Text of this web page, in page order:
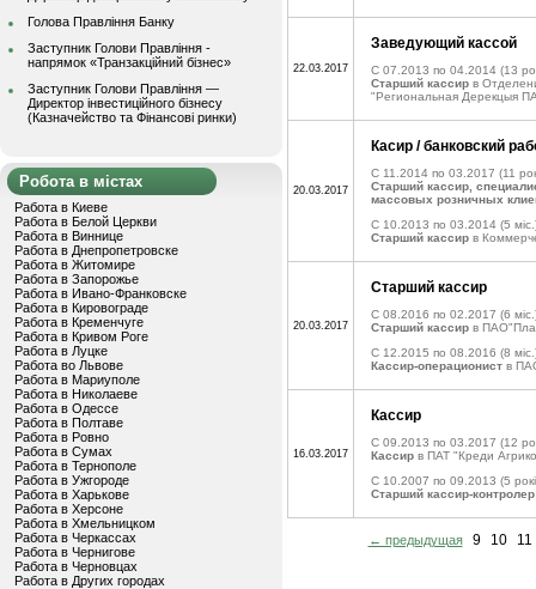
Голова Правління Банку
Заступник Голови Правління -
напрямок «Транзакційний бізнес»
Заступник Голови Правління —
Директор інвестиційного бізнесу
(Казначейство та Фінансові ринки)
Робота в містах
Работа в Киеве
Работа в Белой Церкви
Работа в Виннице
Работа в Днепропетровске
Работа в Житомире
Работа в Запорожье
Работа в Ивано-Франковске
Работа в Кировограде
Работа в Кременчуге
Работа в Кривом Роге
Работа в Луцке
Работа во Львове
Работа в Мариуполе
Работа в Николаеве
Работа в Одессе
Работа в Полтаве
Работа в Ровно
Работа в Сумах
Работа в Тернополе
Работа в Ужгороде
Работа в Харькове
Работа в Херсоне
Работа в Хмельницком
Работа в Черкассах
Работа в Чернигове
Работа в Черновцах
Работа в Других городах
22.03.2017
Заведующий кассой
C 07.2013 по 04.2014 (13
Старший кассир в
"Региональная Дерекцыя
20.03.2017
Касир / банковский
C 11.2014 по 03.2017 (11
Старший кассир,
массовых розничных
C 10.2013 по 03.2014 (5
Старший кассир в
20.03.2017
Старший кассир
C 08.2016 по 02.2017 (6
Старший кассир в
C 12.2015 по 08.2016 (8
Кассир-операционист в
16.03.2017
Кассир
C 09.2013 по 03.2017 (12
Кассир в ПАТ "Креди
C 10.2007 по 09.2013 (5
Старший кассир-контролер
← предыдущая 9 10 11